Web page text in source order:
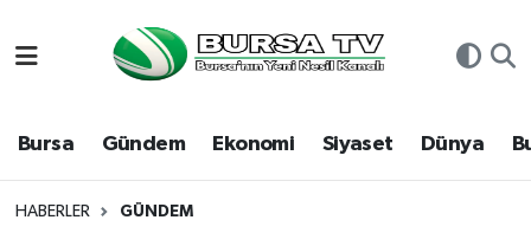
Bursa Gündem Ekonomi Siyaset Dünya
HABERLER GÜNDEM
Bursa
Dünya
Hava Durumu
Namaz Vakitleri